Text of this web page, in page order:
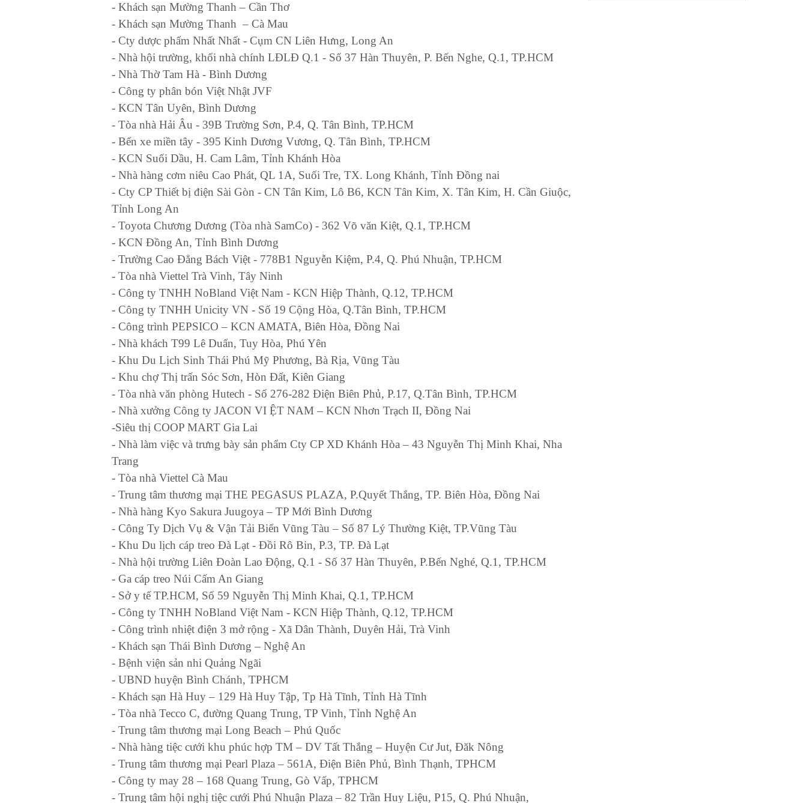
- Khách sạn Mường Thanh – Cần Thơ
- Khách sạn Mường Thanh – Cà Mau
- Cty dược phẩm Nhất Nhất - Cụm CN Liên Hưng, Long An
- Nhà hội trường, khối nhà chính LĐLĐ Q.1 - Số 37 Hàn Thuyên, P. Bến Nghe, Q.1, TP.HCM
- Nhà Thờ Tam Hà - Bình Dương
- Công ty phân bón Việt Nhật JVF
- KCN Tân Uyên, Bình Dương
- Tòa nhà Hải Âu - 39B Trường Sơn, P.4, Q. Tân Bình, TP.HCM
- Bến xe miền tây - 395 Kinh Dương Vương, Q. Tân Bình, TP.HCM
- KCN Suối Dầu, H. Cam Lâm, Tỉnh Khánh Hòa
- Nhà hàng cơm niêu Cao Phát, QL 1A, Suối Tre, TX. Long Khánh, Tỉnh Đồng nai
- Cty CP Thiết bị điện Sài Gòn - CN Tân Kim, Lô B6, KCN Tân Kim, X. Tân Kim, H. Cần Giuộc,
Tỉnh Long An
- Toyota Chương Dương (Tòa nhà SamCo) - 362 Võ văn Kiệt, Q.1, TP.HCM
- KCN Đồng An, Tỉnh Bình Dương
- Trường Cao Đẳng Bách Việt - 778B1 Nguyễn Kiệm, P.4, Q. Phú Nhuận, TP.HCM
- Tòa nhà Viettel Trà Vinh, Tây Ninh
- Công ty TNHH NoBland Việt Nam - KCN Hiệp Thành, Q.12, TP.HCM
- Công ty TNHH Unicity VN - Số 19 Cộng Hòa, Q.Tân Bình, TP.HCM
- Công trình PEPSICO – KCN AMATA, Biên Hòa, Đồng Nai
- Nhà khách T99 Lê Duẩn, Tuy Hòa, Phú Yên
- Khu Du Lịch Sinh Thái Phú Mỹ Phương, Bà Rịa, Vũng Tàu
- Khu chợ Thị trấn Sóc Sơn, Hòn Đất, Kiên Giang
- Tòa nhà văn phòng Hutech - Số 276-282 Điện Biên Phủ, P.17, Q.Tân Bình, TP.HCM
- Nhà xưởng Công ty JACON VI ỆT NAM – KCN Nhơn Trạch II, Đồng Nai
-Siêu thị COOP MART Gia Lai
- Nhà làm việc và trưng bày sản phẩm Cty CP XD Khánh Hòa – 43 Nguyễn Thị Minh Khai, Nha
Trang
- Tòa nhà Viettel Cà Mau
- Trung tâm thương mại THE PEGASUS PLAZA, P.Quyết Thắng, TP. Biên Hòa, Đồng Nai
- Nhà hàng Kyo Sakura Juugoya – TP Mới Bình Dương
- Công Ty Dịch Vụ & Vận Tải Biển Vũng Tàu – Số 87 Lý Thường Kiệt, TP.Vũng Tàu
- Khu Du lịch cáp treo Đà Lạt - Đồi Rô Bin, P.3, TP. Đà Lạt
- Nhà hội trường Liên Đoàn Lao Động, Q.1 - Số 37 Hàn Thuyên, P.Bến Nghé, Q.1, TP.HCM
- Ga cáp treo Núi Cấm An Giang
- Sở y tế TP.HCM, Số 59 Nguyễn Thị Minh Khai, Q.1, TP.HCM
- Công ty TNHH NoBland Việt Nam - KCN Hiệp Thành, Q.12, TP.HCM
- Công trình nhiệt điện 3 mở rộng - Xã Dân Thành, Duyên Hải, Trà Vinh
- Khách sạn Thái Bình Dương – Nghệ An
- Bệnh viện sản nhi Quảng Ngãi
- UBND huyện Bình Chánh, TPHCM
- Khách sạn Hà Huy – 129 Hà Huy Tập, Tp Hà Tĩnh, Tỉnh Hà Tĩnh
- Tòa nhà Tecco C, đường Quang Trung, TP Vinh, Tỉnh Nghệ An
- Trung tâm thương mại Long Beach – Phú Quốc
- Nhà hàng tiệc cưới khu phúc hợp TM – DV Tất Thắng – Huyện Cư Jut, Đăk Nông
- Trung tâm thương mại Pearl Plaza – 561A, Điện Biên Phủ, Bình Thạnh, TPHCM
- Công ty may 28 – 168 Quang Trung, Gò Vấp, TPHCM
- Trung tâm hội nghị tiệc cưới Phú Nhuận Plaza – 82 Trần Huy Liệu, P15, Q. Phú Nhuận,